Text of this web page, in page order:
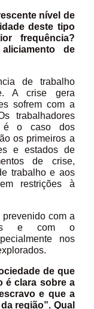
nível de
deste tipo
frequência?
de
de trabalho
A crise gera
sofrem com a
trabalhadores
é o caso dos
os primeiros a
e estados de
de crise,
trabalho e aos
restrições à
com a
e com o
nos
de que
é clara sobre a
e que a
região”. Qual